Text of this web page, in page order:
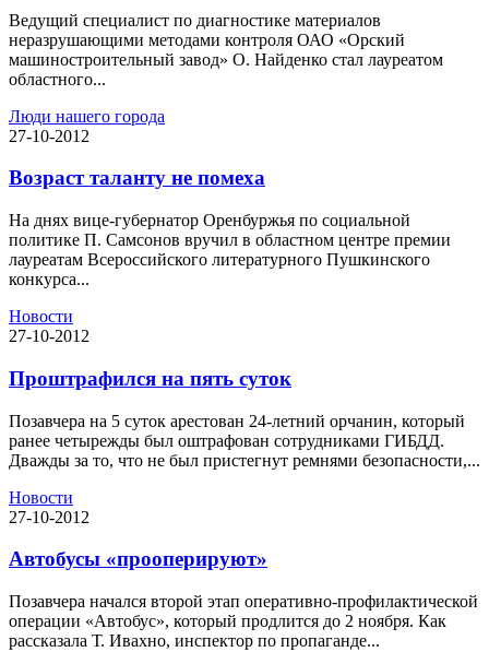
Ведущий специалист по диагностике материалов
неразрушающими методами контроля ОАО «Орский
машиностроительный завод» О. Найденко стал лауреатом
областного...
Люди нашего города
27-10-2012
Возраст таланту не помеха
На днях вице-губернатор Оренбуржья по социальной
политике П. Самсонов вручил в областном центре премии
лауреатам Всероссийского литературного Пушкинского
конкурса...
Новости
27-10-2012
Проштрафился на пять суток
Позавчера на 5 суток арестован 24-летний орчанин, который
ранее четырежды был оштрафован сотрудниками ГИБДД.
Дважды за то, что не был пристегнут ремнями безопасности,...
Новости
27-10-2012
Автобусы «прооперируют»
Позавчера начался второй этап оперативно-профилактической
операции «Автобус», который продлится до 2 ноября. Как
рассказала Т. Ивахно, инспектор по пропаганде...